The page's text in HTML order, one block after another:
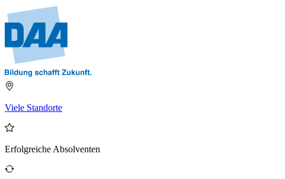
Viele Standorte
Erfolgreiche Absolventen